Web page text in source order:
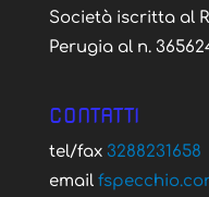
Società iscritta al
Perugia al n.
CONTATTI
tel/fax 3288231658
email